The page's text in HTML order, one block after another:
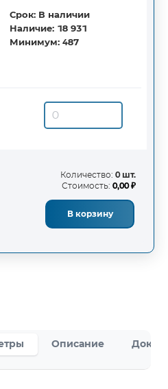
Срок: В наличии
Наличие: 18 931
Минимум:487
Количество: 0 шт.
Стоимость: 0,00 ₽
В корзину
Описание